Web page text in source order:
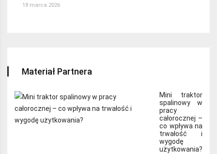
18 marca 2026
Materiał Partnera
Mini traktor
spalinowy w
pracy
całorocznej –
co wpływa na
trwałość i
wygodę
użytkowania?